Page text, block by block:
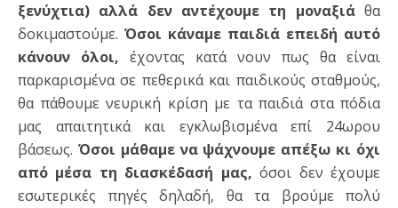
ξενύχτια) αλλά δεν αντέχουμε τη μοναξιάθα
δοκιμαστούμε. Όσοι κάναμε παιδιά επειδή αυτό
κάνουν όλοι, έχοντας κατά νουν πως θα είναι
παρκαρισμένα σε πεθερικά και παιδικούς σταθμούς,
θα πάθουμε νευρική κρίση με τα παιδιά στα πόδια
μας απαιτητικά και εγκλωβισμένα επί 24ωρου
βάσεως. Όσοι μάθαμε να ψάχνουμε απέξω κι όχι
από μέσα τη διασκέδασή μας, όσοι δεν έχουμε
εσωτερικές πηγές δηλαδή, θα τα βρούμε πολύ